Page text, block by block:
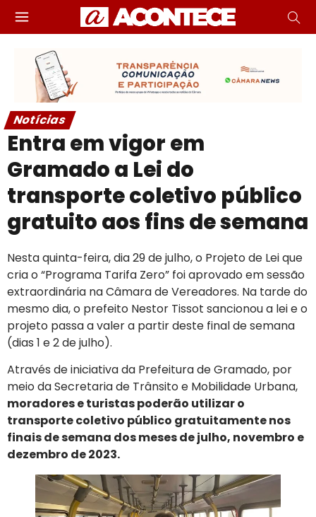
Notícias
Entra em vigor em
Gramado a Lei do
transporte coletivo público
gratuito aos fins de semana
Nesta quinta-feira, dia 29 de julho, o Projeto de Lei que
cria o “Programa Tarifa Zero” foi aprovado em sessão
extraordinária na Câmara de Vereadores. Na tarde do
mesmo dia, o prefeito Nestor Tissot sancionou a lei e o
projeto passa a valer a partir deste final de semana
(dias 1 e 2 de julho).
Através de iniciativa da Prefeitura de Gramado, por
meio da Secretaria de Trânsito e Mobilidade Urbana,
moradores e turistas poderão utilizar o
transporte coletivo público gratuitamente nos
finais de semana dos meses de julho, novembro e
dezembro de 2023.